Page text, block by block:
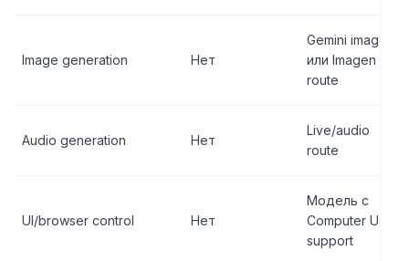
Image generation Нет
Gemini image
или Imagen
route
Audio generation Нет
Live/audio
route
UI/browser control Нет
Модель с
Computer Use
support